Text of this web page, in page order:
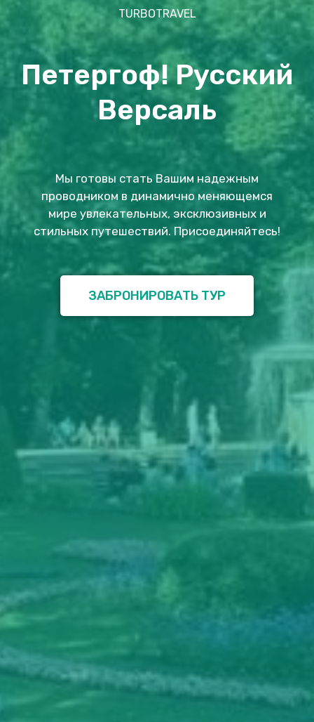
TURBOTRAVEL
Петергоф! Русский
Версаль
Мы готовы стать Вашим надежным
проводником в динамично меняющемся
мире увлекательных, эксклюзивных и
стильных путешествий. Присоединяйтесь!
ЗАБРОНИРОВАТЬ ТУР